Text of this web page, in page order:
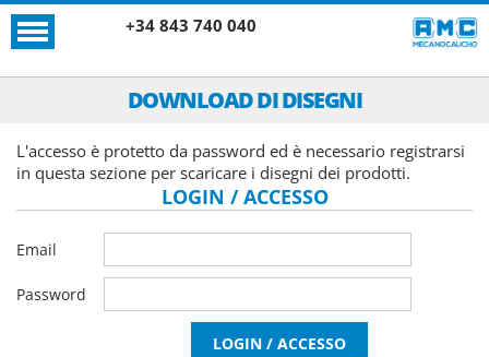
+34 843 740 040
DOWNLOAD DI DISEGNI
L'accesso è protetto da password ed è necessario registrarsi
in questa sezione per scaricare i disegni dei prodotti.
LOGIN / ACCESSO
Email
Password